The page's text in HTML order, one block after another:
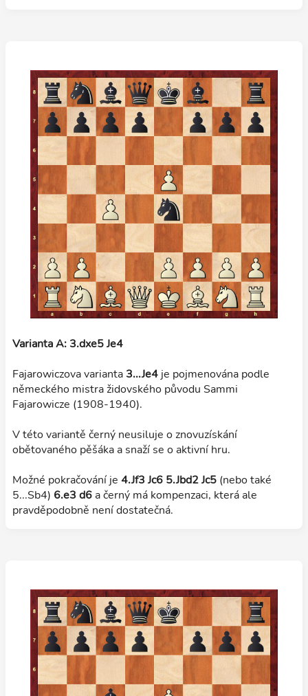
Varianta A: 3.dxe5 Je4
Fajarowiczova varianta 3...Je4 je pojmenována podle
německého mistra židovského původu Sammi
Fajarowicze (1908-1940).
V této variantě černý neusiluje o znovuzískání
obětovaného pěšáka a snaží se o aktivní hru.
Možné pokračování je 4.Jf3 Jc6 5.Jbd2 Jc5 (nebo také
5...Sb4) 6.e3 d6a černý má kompenzaci, která ale
pravděpodobně není dostatečná.